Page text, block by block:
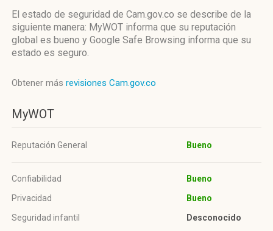
El estado de seguridad de Cam.gov.co se describe de la
siguiente manera: MyWOT informa que su reputación
global es bueno y Google Safe Browsing informa que su
estado es seguro.
Obtener más revisiones Cam.gov.co
MyWOT
Reputación General Bueno
Confiabilidad
Bueno
Privacidad
Bueno
Seguridad infantil
Desconocido